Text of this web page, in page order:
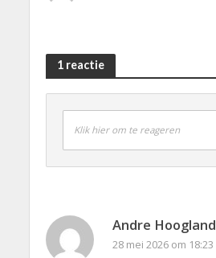
1 reactie
Klik hier om te reageren
Andre Hoogland
28 mei 2026 om 18:23